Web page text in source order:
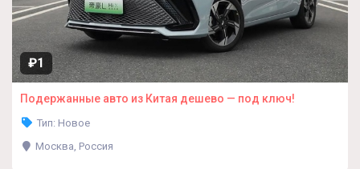
₽1
Подержанные авто из Китая дешево — под ключ!
Тип: Новое
Москва, Россия